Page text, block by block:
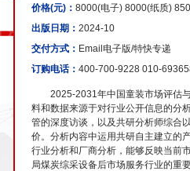
价格(元)： 8000(电子) 8000(纸质)
出版日期： 2024-10
交付方式： Email电子版/特快专递
订购电话： 400-700-9228 010-
2025-2031年中国童装市场评估
料和数据来源于对行业公开信息的分
管的深度访谈，以及共研分析师综合
价。分析内容中运用共研自主建立的
行业分析和厂商分析，能够反映当前
局煤炭综采设备后市场服务行业的重